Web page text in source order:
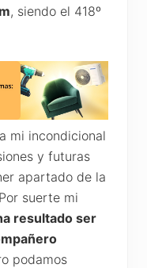
, siendo el 418º
mi incondicional
y futuras
apartado de la
suerte mi
resultado ser
podamos